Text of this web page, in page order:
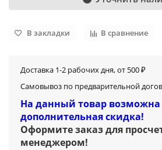
В закладки В сравнение
Доставка 1-2 рабочих дня, от 500 ₽
Самовывоз по предварительной
На данный товар возможна
дополнительная скидка!
Оформите заказ для
менеджером!